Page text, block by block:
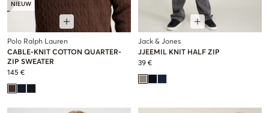
NIEUW
Polo Ralph Lauren
CABLE-KNIT COTTON QUARTER-
ZIP SWEATER
145 €
Jack & Jones
JJEEMIL KNIT HALF ZIP
39 €